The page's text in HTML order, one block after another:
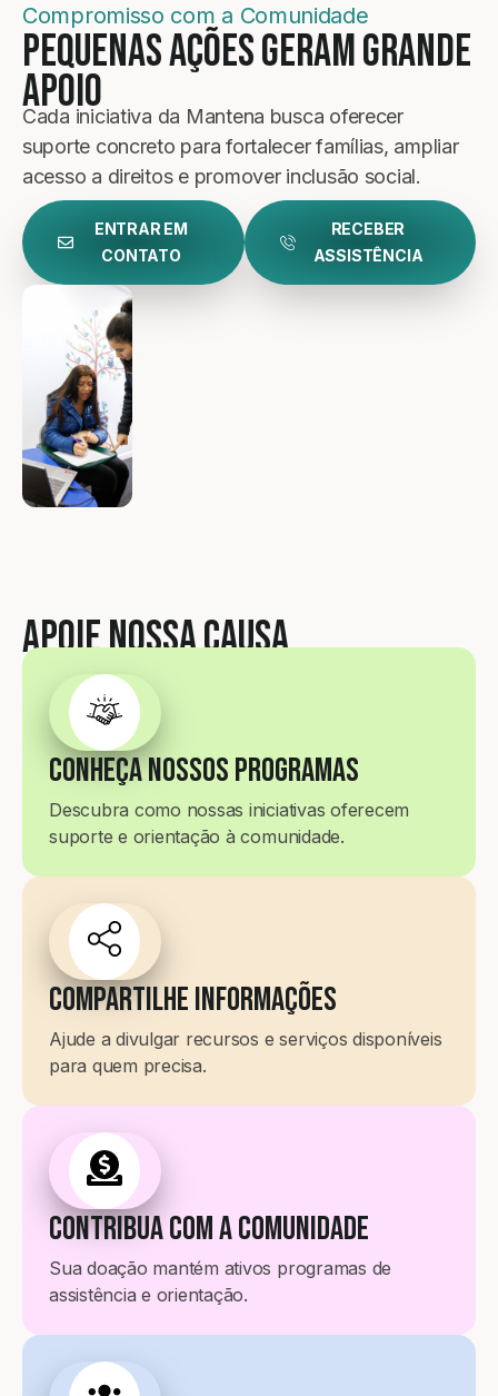
Compromisso com a Comunidade
Pequenas Ações Geram Grande
Apoio
Cada iniciativa da Mantena busca oferecer
suporte concreto para fortalecer famílias, ampliar
acesso a direitos e promover inclusão social.
ENTRAR EM
CONTATO
RECEBER
ASSISTÊNCIA
Apoie nossa causa
Conheça Nossos Programas
Descubra como nossas iniciativas oferecem
suporte e orientação à comunidade.
Compartilhe Informações
Ajude a divulgar recursos e serviços disponíveis
para quem precisa.
Contribua com a Comunidade
Sua doação mantém ativos programas de
assistência e orientação.